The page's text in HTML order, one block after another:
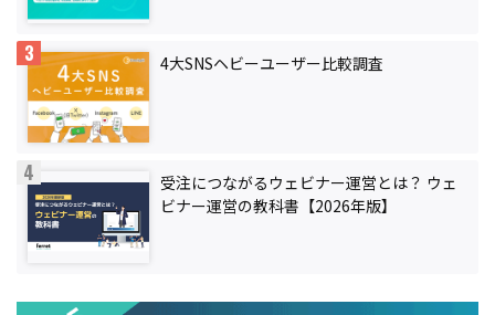
4大SNSヘビーユーザー比較調査
受注につながるウェビナー運営とは？ ウェ
ビナー運営の教科書【2026年版】